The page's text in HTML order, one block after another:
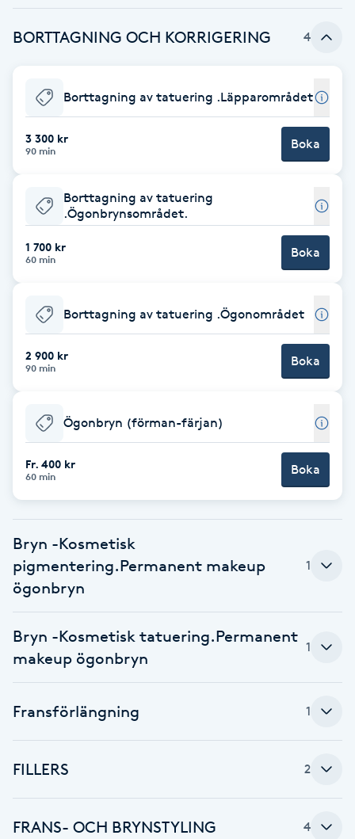
Bröllopsuppsättning
C
Coachning
Color correction
Cryoterapi
Dermapen
Diamantslipning
E
Enzympeeling
Extensions
Eyeliner-tatuering
F
Faceliftmassage
Fet hårbotten
Fibromassage
BORTTAGNING OCH KORRIGERING 4
Borttagning av tatuering .Läpparområdet
3 300 kr
90 min Boka
Borttagning av tatuering
.Ögonbrynsområdet.
1 700 kr
60 min Boka
Borttagning av tatuering .Ögonområdet
2 900 kr
90 min Boka
Ögonbryn (förman-färjan)
Fr. 400 kr
60 min Boka
Bryn -Kosmetisk
pigmentering.Permanent makeup
ögonbryn
1
Bryn -Kosmetisk tatuering.Permanent
makeup ögonbryn
1
Fransförlängning 1
FILLERS 2
FRANS- OCH BRYNSTYLING 4